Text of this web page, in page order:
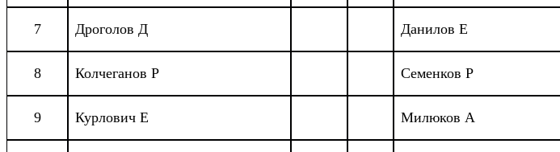
7 Дроголов Д Данилов Е
8 Колчеганов Р Семенков Р
9 Курлович Е Милюков А